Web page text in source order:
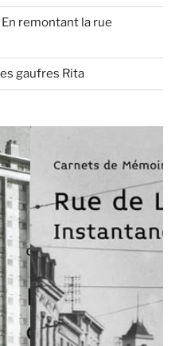
En remontant la rue
gaufres Rita